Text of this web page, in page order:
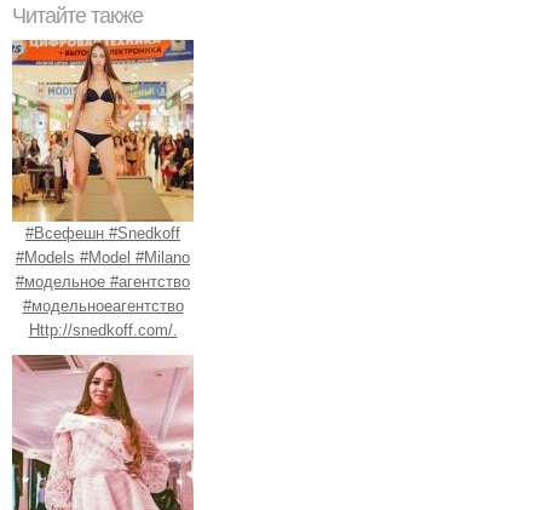
Читайте также
#Всефешн #Snedkoff
#Models #Model #Milano
#модельное #агентство
#модельноеагентство
Http://snedkoff.com/.